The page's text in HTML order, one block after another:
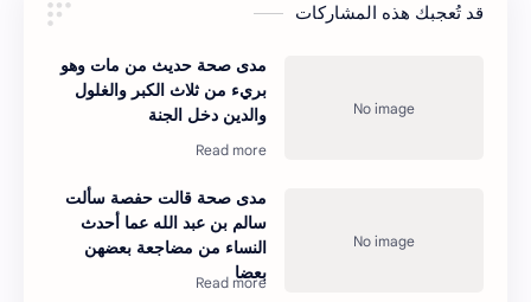
قد تُعجبك هذه المشاركات
مدى صحة حديث من مات وهو
بريء من ثلاث الكبر والغلول
والدين دخل الجنة
مدى صحة قالت حفصة سألت
سالم بن عبد الله عما أحدث
النساء من مضاجعة بعضهن
بعضا